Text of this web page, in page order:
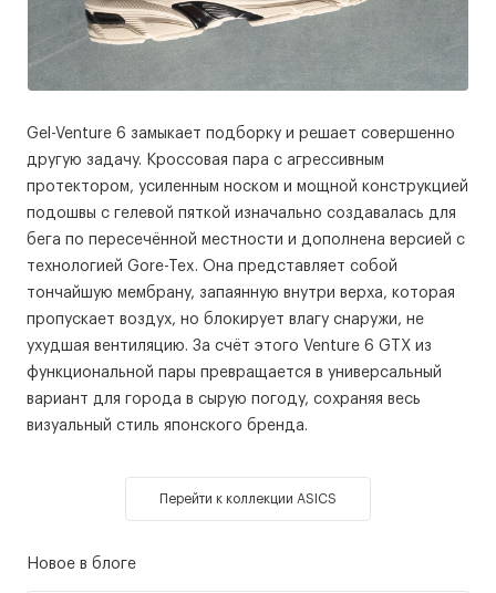
Gel-Venture 6 замыкает подборку и решает совершенно
другую задачу. Кроссовая пара с агрессивным
протектором, усиленным носком и мощной конструкцией
подошвы с гелевой пяткой изначально создавалась для
бега по пересечённой местности и дополнена версией с
технологией Gore-Tex. Она представляет собой
тончайшую мембрану, запаянную внутри верха, которая
пропускает воздух, но блокирует влагу снаружи, не
ухудшая вентиляцию. За счёт этого Venture 6 GTX из
функциональной пары превращается в универсальный
вариант для города в сырую погоду, сохраняя весь
визуальный стиль японского бренда.
Перейти к коллекции ASICS
Новое в блоге